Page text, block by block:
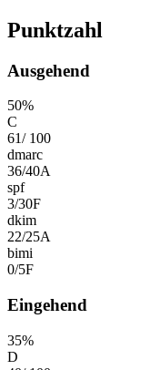
Punktzahl
Ausgehend
50%
C
61/ 100
dmarc
36/40A
spf
3/30F
dkim
22/25A
bimi
0/5F
Eingehend
35%
D